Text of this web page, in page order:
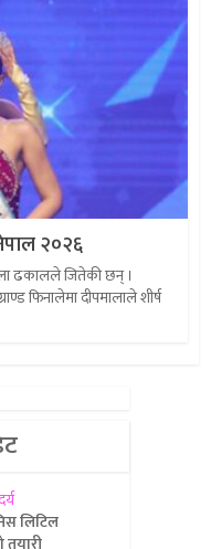
२०२६
ढकालले जितेकी छन् ।
फिनालेमा दीपमालाले शीर्ष
लिटिल